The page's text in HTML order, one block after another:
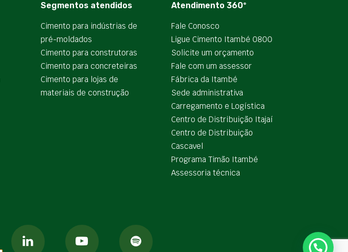
Segmentos atendidos
Cimento para indústrias de
pré-moldados
Cimento para construtoras
Cimento para concreteiras
Cimento para lojas de
materiais de construção
Atendimento 360º
Fale Conosco
Ligue Cimento Itambé 0800
Solicite um orçamento
Fale com um assessor
Fábrica da Itambé
Sede administrativa
Carregamento e Logística
Centro de Distribuição Itajaí
Centro de Distribuição
Cascavel
Programa Timão Itambé
Assessoria técnica